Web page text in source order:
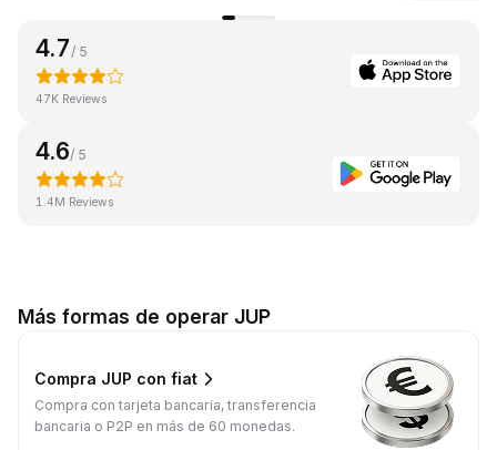
4.7 / 5
47K Reviews
4.6/ 5
1.4M Reviews
Más formas de operar JUP
Compra JUP con fiat
Compra con tarjeta bancaria, transferencia
bancaria o P2P en más de 60 monedas.